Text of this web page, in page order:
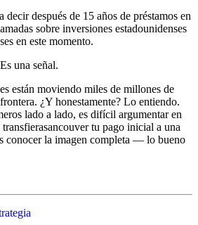
decir después de 15 años de préstamos en
sobre inversiones estadounidenses
en este momento.
una señal.
están moviendo miles de millones de
¿Y honestamente? Lo entiendo.
lado a lado, es difícil argumentar en
tu pago inicial a una
conocer la imagen completa — lo bueno